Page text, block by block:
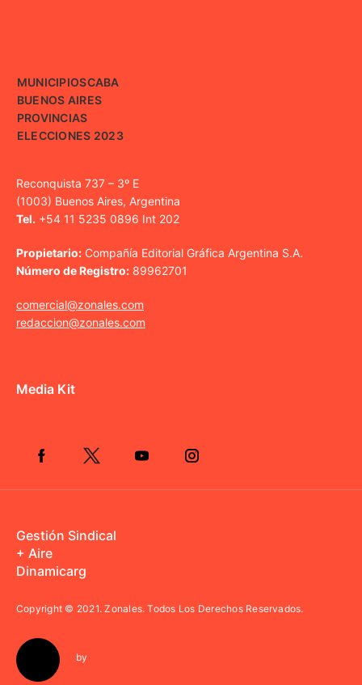
MUNICIPIOSCABA
BUENOS AIRES
PROVINCIAS
ELECCIONES 2023
Reconquista 737 – 3º E
(1003) Buenos Aires, Argentina
Tel. +54 11 5235 0896 Int 202
Propietario: Compañía Editorial Gráfica Argentina S.A.
Número de Registro: 89962701
comercial@zonales.com
redaccion@zonales.com
Media Kit
Gestión Sindical
+ Aire
Dinamicarg
Copyright © 2021.Zonales. Todos Los Derechos Reservados.
by